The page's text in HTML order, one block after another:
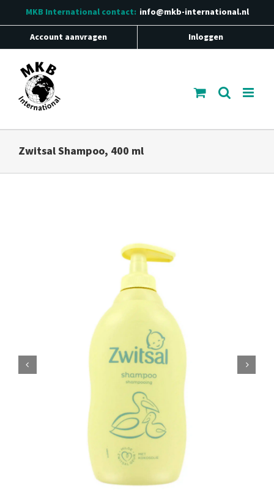
inhoud
MKB Internationalcontact: info@mkb-international.nl
Account aanvragen Inloggen
Zwitsal Shampoo, 400 ml